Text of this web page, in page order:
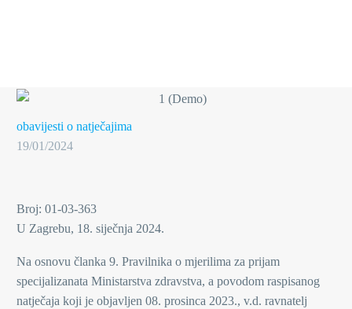
obavijesti o natječajima
19/01/2024
Broj: 01-03-363
U Zagrebu, 18. siječnja 2024.
Na osnovu članka 9. Pravilnika o mjerilima za prijam
specijalizanata Ministarstva zdravstva, a povodom raspisanog
natječaja koji je objavljen 08. prosinca 2023., v.d. ravnatelj